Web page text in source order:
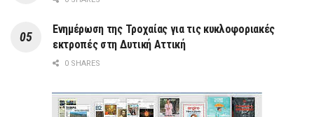
Ενημέρωση της Τροχαίας για τις κυκλοφοριακές
εκτροπές στη Δυτική Αττική
0 SHARES